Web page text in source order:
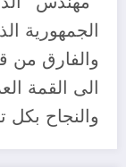
الجمهورية
والفارق من
الى القمة
والنجاح